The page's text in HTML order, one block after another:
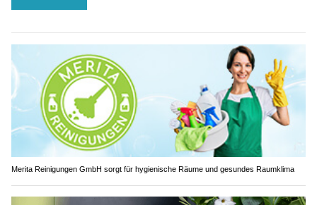
Merita Reinigungen GmbH sorgt für hygienische Räume und gesundes Raumklima